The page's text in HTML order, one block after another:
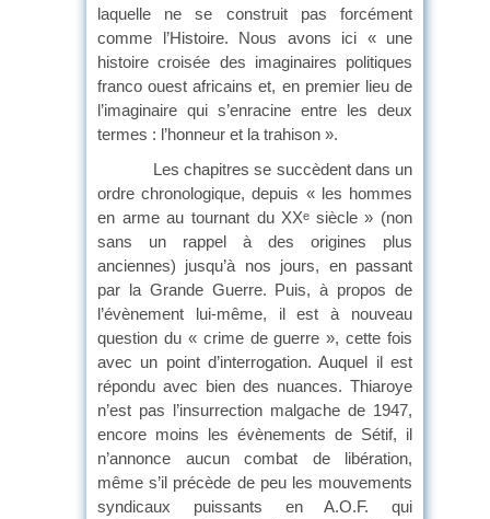
laquelle ne se construit pas forcément
comme l’Histoire. Nous avons ici « une
histoire croisée des imaginaires politiques
franco ouest africains et, en premier lieu de
l’imaginaire qui s’enracine entre les deux
termes : l’honneur et la trahison ».
Les chapitres se succèdent dans un
ordre chronologique, depuis « les hommes
en arme au tournant du XXe siècle » (non
sans un rappel à des origines plus
anciennes) jusqu’à nos jours, en passant
par la Grande Guerre. Puis, à propos de
l’évènement lui-même, il est à nouveau
question du « crime de guerre », cette fois
avec un point d’interrogation. Auquel il est
répondu avec bien des nuances. Thiaroye
n’est pas l’insurrection malgache de 1947,
encore moins les évènements de Sétif, il
n’annonce aucun combat de libération,
même s’il précède de peu les mouvements
syndicaux puissants en A.O.F. qui